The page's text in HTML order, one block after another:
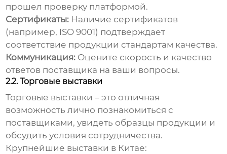
прошел проверку платформой.
Сертификаты: Наличие сертификатов
(например, ISO 9001) подтверждает
соответствие продукции стандартам качества.
Коммуникация: Оцените скорость и качество
ответов поставщика на ваши вопросы.
2.2. Торговые выставки
Торговые выставки – это отличная
возможность лично познакомиться с
поставщиками, увидеть образцы продукции и
обсудить условия сотрудничества.
Крупнейшие выставки в Китае: